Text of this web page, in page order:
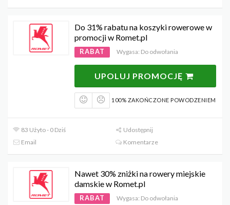
Do 31% rabatu na koszyki rowerowe w
promocji w Romet.pl
RABAT Wygasa: Do odwołania
UPOLUJ PROMOCJĘ
100% ZAKOŃCZONE POWODZENIEM
83 Użyto - 0 Dziś
Udostępnij
Email
Komentarze
Nawet 30% zniżki na rowery miejskie
damskie w Romet.pl
RABAT Wygasa: Do odwołania